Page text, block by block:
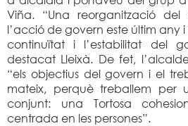
Viña. “Una reorganització
l’acció de govern este últim any
continuïtat i l’estabilitat del
destacat Lleixà. De fet,
“els objectius del govern i el
mateix, perquè treballem per
conjunt: una Tortosa
centrada en les persones”.